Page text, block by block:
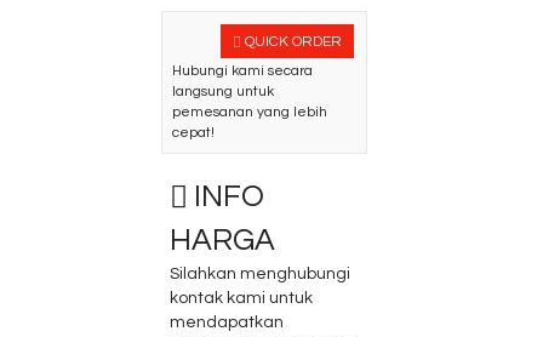
QUICK ORDER
Hubungi kami secara
langsung untuk
pemesanan yang lebih
cepat!
INFO
HARGA
Silahkan menghubungi
kontak kami untuk
mendapatkan